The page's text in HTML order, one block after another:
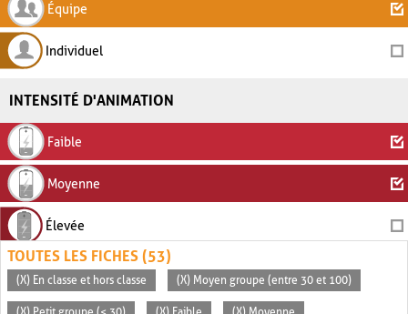
Équipe
Individuel
INTENSITÉ D'ANIMATION
Faible
Moyenne
Élevée
TOUTES LES FICHES (53)
(X) En classe et hors classe (X) Moyen groupe (entre 30 et 100)